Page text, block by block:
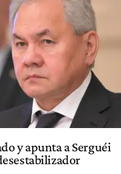
y apunta a Serguéi